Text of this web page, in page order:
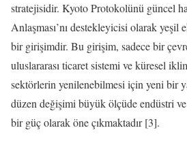
stratejisidir. Kyoto Protokolünü güncel
Anlaşması’nı destekleyicisi olarak
bir girişimdir. Bu girişim, sadece bir
uluslararası ticaret sistemi ve küresel
sektörlerin yenilenebilmesi için yeni bir
düzen değişimi büyük ölçüde endüstri
bir güç olarak öne çıkmaktadır [3].